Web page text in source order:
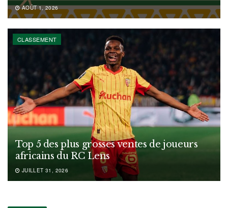
AOÛT 1, 2026
CLASSEMENT
Top 5 des plus grosses ventes de joueurs
africains du RC Lens
JUILLET 31, 2026